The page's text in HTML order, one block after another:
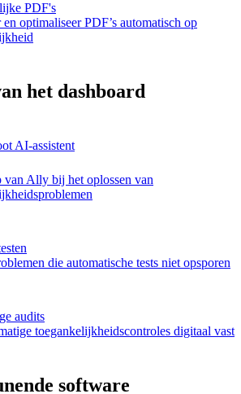
PDF's
optimaliseer PDF’s automatisch op
het dashboard
AI-assistent
Ally bij het oplossen van
die automatische tests niet opsporen
audits
toegankelijkheidscontroles digitaal vast
software